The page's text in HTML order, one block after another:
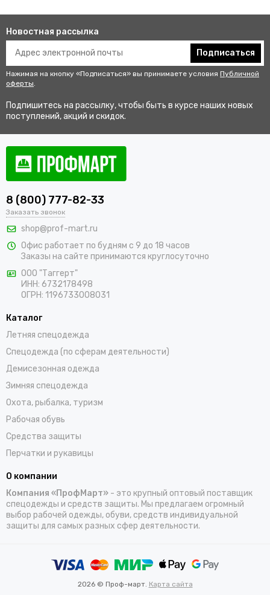
Новостная рассылка
Подписаться
Нажимая на кнопку «Подписаться» вы принимаете условия Публичной
оферты.
Подпишитесь на рассылку, чтобы быть в курсе наших новых
поступлений, акций и скидок.
8 (800) 777-82-33
Заказать звонок
shop@prof-mart.ru
Офис работает по будням с 9 до 18 часов
Заказы на сайте принимаются круглосуточно
ООО "Таггерт"
ИНН: 6732178498
ОГРН: 1196733008031
Каталог
Летняя спецодежда
Спецодежда (по сферам деятельности)
Демисезонная одежда
Зимняя спецодежда
Охота, рыбалка, туризм
Рабочая обувь
Средства защиты
Перчатки и рукавицы
О компании
Компания «ПрофМарт» - это крупный оптовый поставщик
спецодежды и средств защиты. Мы предлагаем огромный
выбор рабочей одежды, обуви, средств индивидуальной
защиты для самых разных сфер деятельности.
2026 © Проф-март. Карта сайта